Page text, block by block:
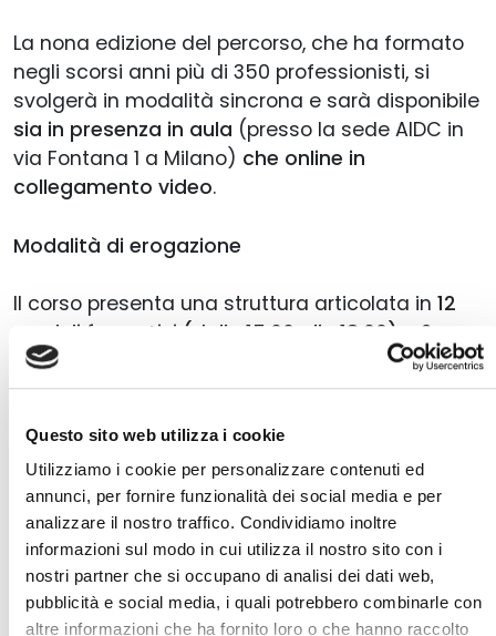
Questo sito web utilizza i cookie
Utilizziamo i cookie per personalizzare contenuti ed
annunci, per fornire funzionalità dei social media e per
analizzare il nostro traffico. Condividiamo inoltre
informazioni sul modo in cui utilizza il nostro sito con i
nostri partner che si occupano di analisi dei dati web,
pubblicità e social media, i quali potrebbero combinarle con
altre informazioni che ha fornito loro o che hanno raccolto
La nona edizione del percorso, che ha formato
negli scorsi anni più di 350 professionisti, si
svolgerà in modalità sincrona e sarà disponibile
sia in presenza in aula (presso la sede AIDC in
via Fontana 1 a Milano) che online in
collegamento video.
Modalità di erogazione
Il corso presenta una struttura articolata in 12
moduli formativi (dalle 15:00 alle 18:00) e 2
incontri Elective + 1 webinar online (dalle 15:00
alle 17:00).Ogni modulo è accompagnato dalla
coordinati dai docenti.
Crediti formativi e endorsement
Il corso è accreditato presso l’Ordine dei Dottori
Commercialisti e degli Esperti Contabili.